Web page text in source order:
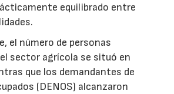
equilibrado entre
el número de personas
sector agrícola se situó en
que los demandantes de
(DENOS) alcanzaron